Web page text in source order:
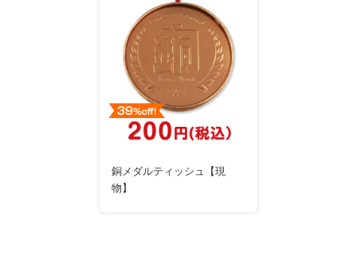
銅メダルティッシュ【現
物】